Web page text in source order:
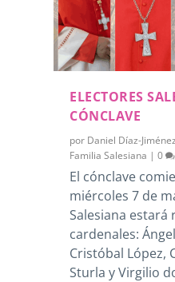
ELECTORES
CÓNCLAVE
por Daniel Díaz-Jiménez
Familia Salesiana |0
El cónclave
miércoles 7 de
Salesiana
cardenales:
Cristóbal López,
Sturla y Virgilio